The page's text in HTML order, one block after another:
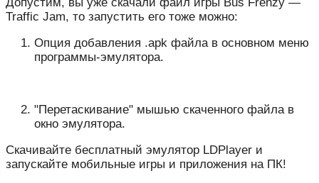
Traffic Jam, то запустить его тоже можно:
Опция добавления .apk файла в основном меню
программы-эмулятора.
"Перетаскивание" мышью скаченного файла в
окно эмулятора.
Скачивайте бесплатный эмулятор LDPlayer и
запускайте мобильные игры и приложения на ПК!